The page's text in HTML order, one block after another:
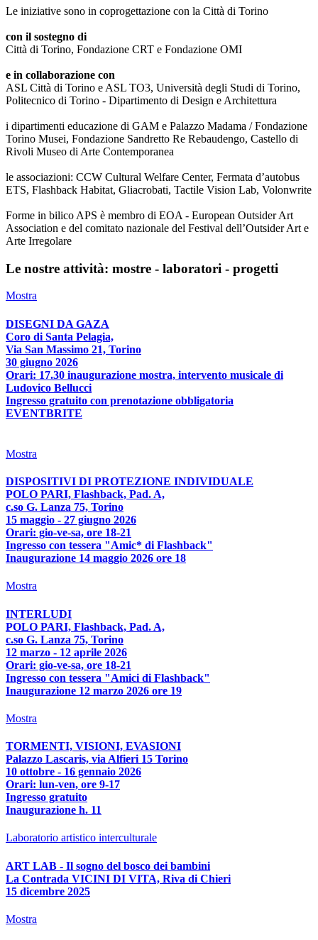
Le iniziative sono in coprogettazione con la Città di Torino
con il sostegno di
Città di Torino, Fondazione CRT e Fondazione OMI
e in collaborazione con
ASL Città di Torino e ASL TO3, Università degli Studi di Torino,
Politecnico di Torino - Dipartimento di Design e Architettura
i dipartimenti educazione di GAM e Palazzo Madama / Fondazione
Torino Musei, Fondazione Sandretto Re Rebaudengo, Castello di
Rivoli Museo di Arte Contemporanea
le associazioni: CCW Cultural Welfare Center, Fermata d’autobus
ETS, Flashback Habitat, Gliacrobati, Tactile Vision Lab, Volonwrite
Forme in bilico APS è membro di EOA - European Outsider Art
Association e del comitato nazionale del Festival dell’Outsider Art e
Arte Irregolare
Le nostre attività: mostre - laboratori - progetti
Mostra
DISEGNI DA GAZA
Coro di Santa Pelagia,
Via San Massimo 21, Torino
30 giugno 2026
Orari: 17.30 inaugurazione mostra, intervento musicale di
Ludovico Bellucci
Ingresso gratuito con prenotazione obbligatoria
EVENTBRITE
Mostra
DISPOSITIVI DI PROTEZIONE INDIVIDUALE
POLO PARI, Flashback, Pad. A,
c.so G. Lanza 75, Torino
15 maggio - 27 giugno 2026
Orari: gio-ve-sa, ore 18-21
Ingresso con tessera "Amic* di Flashback"
Inaugurazione 14 maggio 2026 ore 18
Mostra
INTERLUDI
POLO PARI, Flashback, Pad. A,
c.so G. Lanza 75, Torino
12 marzo - 12 aprile 2026
Orari: gio-ve-sa, ore 18-21
Ingresso con tessera "Amici di Flashback"
Inaugurazione 12 marzo 2026 ore 19
Mostra
TORMENTI, VISIONI, EVASIONI
Palazzo Lascaris, via Alfieri 15 Torino
10 ottobre - 16 gennaio 2026
Orari: lun-ven, ore 9-17
Ingresso gratuito
Inaugurazione h. 11
Laboratorio artistico interculturale
ART LAB - Il sogno del bosco dei bambini
La Contrada VICINI DI VITA, Riva di Chieri
15 dicembre 2025
Mostra